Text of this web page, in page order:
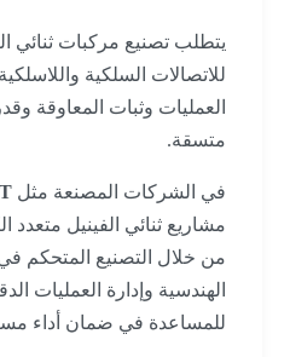
يتطلب تصنيع مركبات ثنائي
للاتصالات السلكية واللاسلكية
العمليات وثبات المعاوقة وقدرة
متسقة.
في الشركات المصنعة مثل
مشاريع ثنائي الفينيل متعدد
من خلال التصنيع المتحكم في
الهندسية وإدارة العمليات
للمساعدة في ضمان أداء